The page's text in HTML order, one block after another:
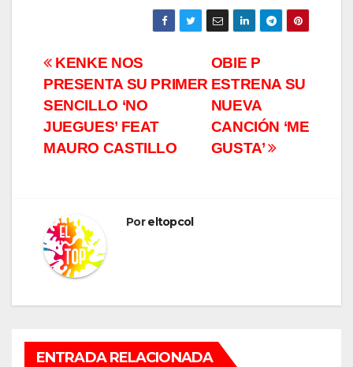
Navegación
de
entradas
OBIE P
ESTRENA SU
NUEVA
CANCIÓN ‘ME
GUSTA’
KENKE NOS
PRESENTA SU PRIMER
SENCILLO ‘NO
JUEGUES’ FEAT
MAURO CASTILLO
Poreltopcol
ENTRADA RELACIONADA